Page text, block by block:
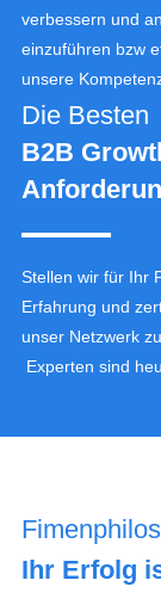
verbessern und
einzuführen bzw
unsere
Die Besten
B2B
Stellen wir für Ihr
Erfahrung und
unser Netzwerk
Experten sind
Ihr Erfolg